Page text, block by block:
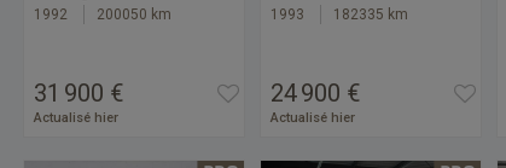
1992 200050 km
31 900 €
Actualisé hier
1993 182335 km
24 900 €
Actualisé hier